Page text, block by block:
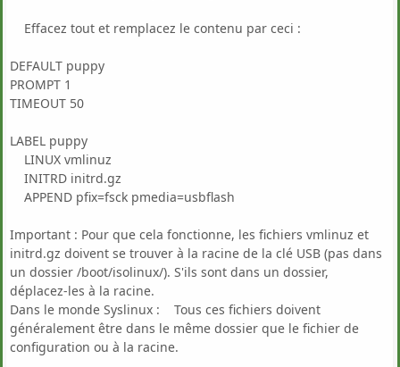
Effacez tout et remplacez le contenu par ceci :
DEFAULT puppy
PROMPT 1
TIMEOUT 50
LABEL puppy
LINUX vmlinuz
INITRD initrd.gz
APPEND pfix=fsck pmedia=usbflash
Important : Pour que cela fonctionne, les fichiers vmlinuz et
initrd.gz doivent se trouver à la racine de la clé USB (pas dans
un dossier /boot/isolinux/). S'ils sont dans un dossier,
déplacez-les à la racine.
Dans le monde Syslinux : Tous ces fichiers doivent
généralement être dans le même dossier que le fichier de
configuration ou à la racine.